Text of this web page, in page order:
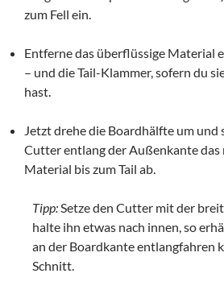
zum Fell ein.
Entferne das überflüssige Material
– und die Tail-Klammer, sofern du
hast.
Jetzt drehe die Boardhälfte um und
Cutter entlang der Außenkante
Material bis zum Tail ab.
Tipp:Setze den Cutter mit der
halte ihn etwas nach innen, so
an der Boardkante entlangfahren
Schnitt.